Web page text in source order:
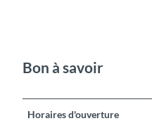
Bon à savoir
Horaires d'ouverture